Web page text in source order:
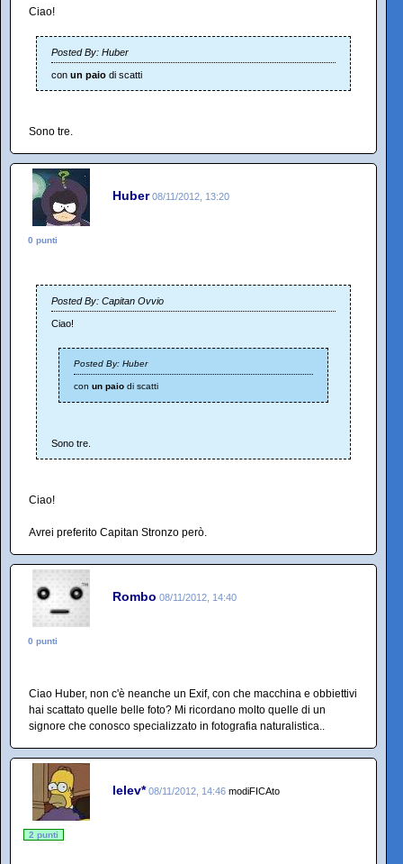
Ciao!
Posted By: Huber
con un paio di scatti
Sono tre.
Huber 08/11/2012, 13:20
0 punti
Posted By: Capitan Ovvio
Ciao!
Posted By: Huber
con un paio di scatti
Sono tre.
Ciao!
Avrei preferito Capitan Stronzo però.
Rombo 08/11/2012, 14:40
0 punti
Ciao Huber, non c'è neanche un Exif, con che macchina e obbiettivi
hai scattato quelle belle foto? Mi ricordano molto quelle di un
signore che conosco specializzato in fotografia naturalistica..
lelev* 08/11/2012, 14:46 modiFICAto
2 punti